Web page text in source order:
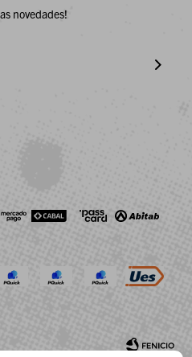
novedades!